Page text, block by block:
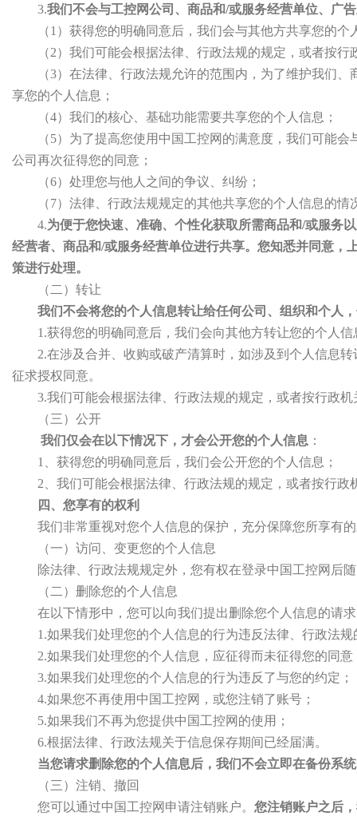
3.我们不会与工控网公司、商品和/或服务经营单位、广
（1）获得您的明确同意后，我们会与其他方共享您的个
（2）我们可能会根据法律、行政法规的规定，或者按
（3）在法律、行政法规允许的范围内，为了维护我们
享您的个人信息；
（4）我们的核心、基础功能需要共享您的个人信息；
（5）为了提高您使用中国工控网的满意度，我们可能
公司再次征得您的同意；
（6）处理您与他人之间的争议、纠纷；
（7）法律、行政法规规定的其他共享您的个人信息的情
4.为便于您快速、准确、个性化获取所需商品和/或服务
经营者、商品和/或服务经营单位进行共享。您知悉并同意，
策进行处理。
（二）转让
我们不会将您的个人信息转让给任何公司、组织和个人
1.获得您的明确同意后，我们会向其他方转让您的个人信
2.在涉及合并、收购或破产清算时，如涉及到个人信息
征求授权同意。
3.我们可能会根据法律、行政法规的规定，或者按行政
（三）公开
我们仅会在以下情况下，才会公开您的个人信息 ：
1、获得您的明确同意后，我们会公开您的个人信息；
2、我们可能会根据法律、行政法规的规定，或者按行
四、您享有的权利
我们非常重视对您个人信息的保护，充分保障您所享有
（一）访问、变更您的个人信息
除法律、行政法规规定外，您有权在登录中国工控网后
（二）删除您的个人信息
在以下情形中，您可以向我们提出删除您个人信息的请
1.如果我们处理您的个人信息的行为违反法律、行政法规
2.如果我们处理您的个人信息，应征得而未征得您的同意
3.如果我们处理您的个人信息的行为违反了与您的约定；
4.如果您不再使用中国工控网，或您注销了账号；
5.如果我们不再为您提供中国工控网的使用；
6.根据法律、行政法规关于信息保存期间已经届满。
当您请求删除您的个人信息后，我们不会立即在备份系
（三）注销、撤回
您可以通过中国工控网申请注销账户。 您注销账户之后